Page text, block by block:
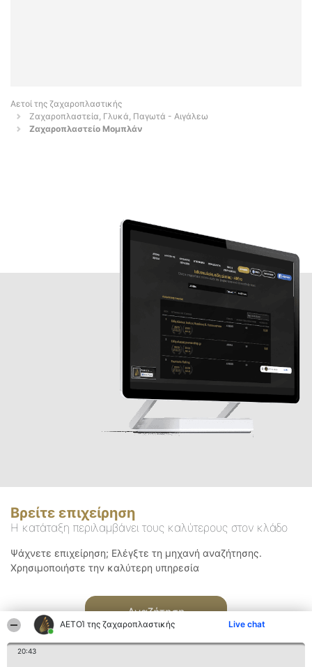
ΑΕΤΟΊ της ζαχαροπλαστικής Live chat
20:43
Αετοί της ζαχαροπλαστικής
Ζαχαροπλαστεία, Γλυκά, Παγωτά - Αιγάλεω
Ζαχαροπλαστείο Μομπλάν
Βρείτε επιχείρηση
Η κατάταξη περιλαμβάνει τους καλύτερους στον κλάδο
Ψάχνετε επιχείρηση; Ελέγξτε τη μηχανή αναζήτησης.
Χρησιμοποιήστε την καλύτερη υπηρεσία
Αναζήτηση